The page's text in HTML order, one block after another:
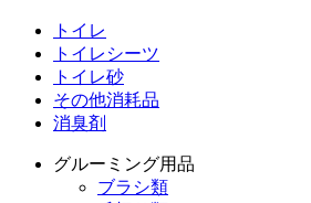
トイレ
トイレシーツ
トイレ砂
その他消耗品
消臭剤
グルーミング用品
ブラシ類